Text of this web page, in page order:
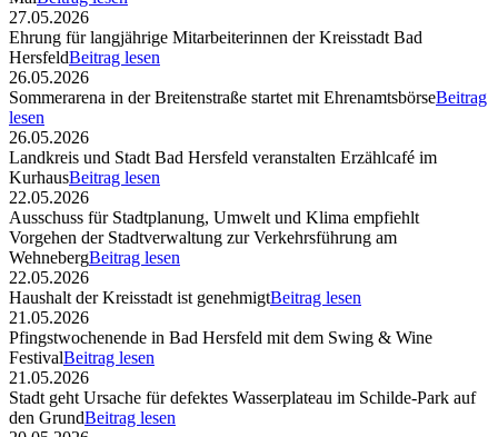
27.05.2026
Ehrung für langjährige Mitarbeiterinnen der Kreisstadt Bad
HersfeldBeitrag lesen
26.05.2026
Sommerarena in der Breitenstraße startet mit EhrenamtsbörseBeitrag
lesen
26.05.2026
Landkreis und Stadt Bad Hersfeld veranstalten Erzählcafé im
KurhausBeitrag lesen
22.05.2026
Ausschuss für Stadtplanung, Umwelt und Klima empfiehlt
Vorgehen der Stadtverwaltung zur Verkehrsführung am
WehnebergBeitrag lesen
22.05.2026
Haushalt der Kreisstadt ist genehmigtBeitrag lesen
21.05.2026
Pfingstwochenende in Bad Hersfeld mit dem Swing & Wine
FestivalBeitrag lesen
21.05.2026
Stadt geht Ursache für defektes Wasserplateau im Schilde-Park auf
den GrundBeitrag lesen